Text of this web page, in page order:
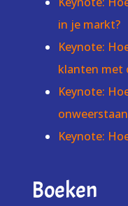
in je markt?
Keynote:
klanten met
Keynote:
Keynote:
Boeken